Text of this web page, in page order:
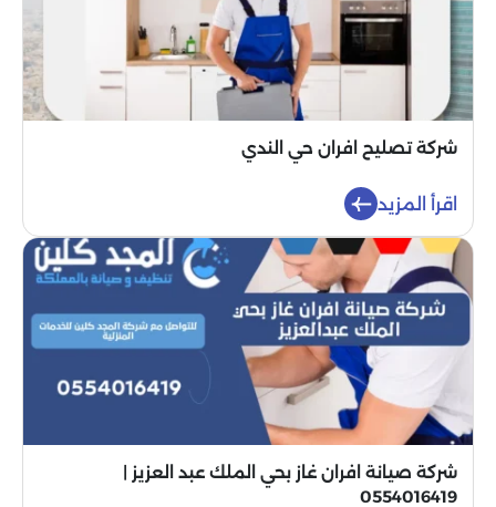
شركة تصليح افران حي الندي
اقرأ المزيد
شركة صيانة افران غاز بحي الملك عبد العزيز |
0554016419